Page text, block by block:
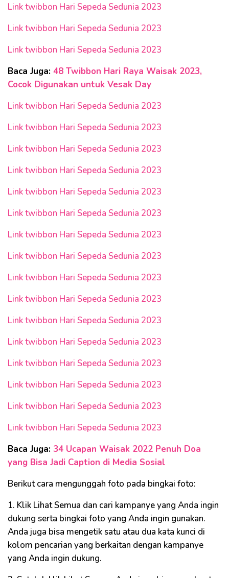
Link twibbon Hari Sepeda Sedunia 2023
Link twibbon Hari Sepeda Sedunia 2023
Link twibbon Hari Sepeda Sedunia 2023
Baca Juga: 48 Twibbon Hari Raya Waisak 2023,
Cocok Digunakan untuk Vesak Day
Link twibbon Hari Sepeda Sedunia 2023
Link twibbon Hari Sepeda Sedunia 2023
Link twibbon Hari Sepeda Sedunia 2023
Link twibbon Hari Sepeda Sedunia 2023
Link twibbon Hari Sepeda Sedunia 2023
Link twibbon Hari Sepeda Sedunia 2023
Link twibbon Hari Sepeda Sedunia 2023
Link twibbon Hari Sepeda Sedunia 2023
Link twibbon Hari Sepeda Sedunia 2023
Link twibbon Hari Sepeda Sedunia 2023
Link twibbon Hari Sepeda Sedunia 2023
Link twibbon Hari Sepeda Sedunia 2023
Link twibbon Hari Sepeda Sedunia 2023
Link twibbon Hari Sepeda Sedunia 2023
Link twibbon Hari Sepeda Sedunia 2023
Link twibbon Hari Sepeda Sedunia 2023
Baca Juga: 34 Ucapan Waisak 2022 Penuh Doa
yang Bisa Jadi Caption di Media Sosial
Berikut cara mengunggah foto pada bingkai foto:
1. Klik Lihat Semua dan cari kampanye yang Anda ingin
dukung serta bingkai foto yang Anda ingin gunakan.
Anda juga bisa mengetik satu atau dua kata kunci di
kolom pencarian yang berkaitan dengan kampanye
yang Anda ingin dukung.